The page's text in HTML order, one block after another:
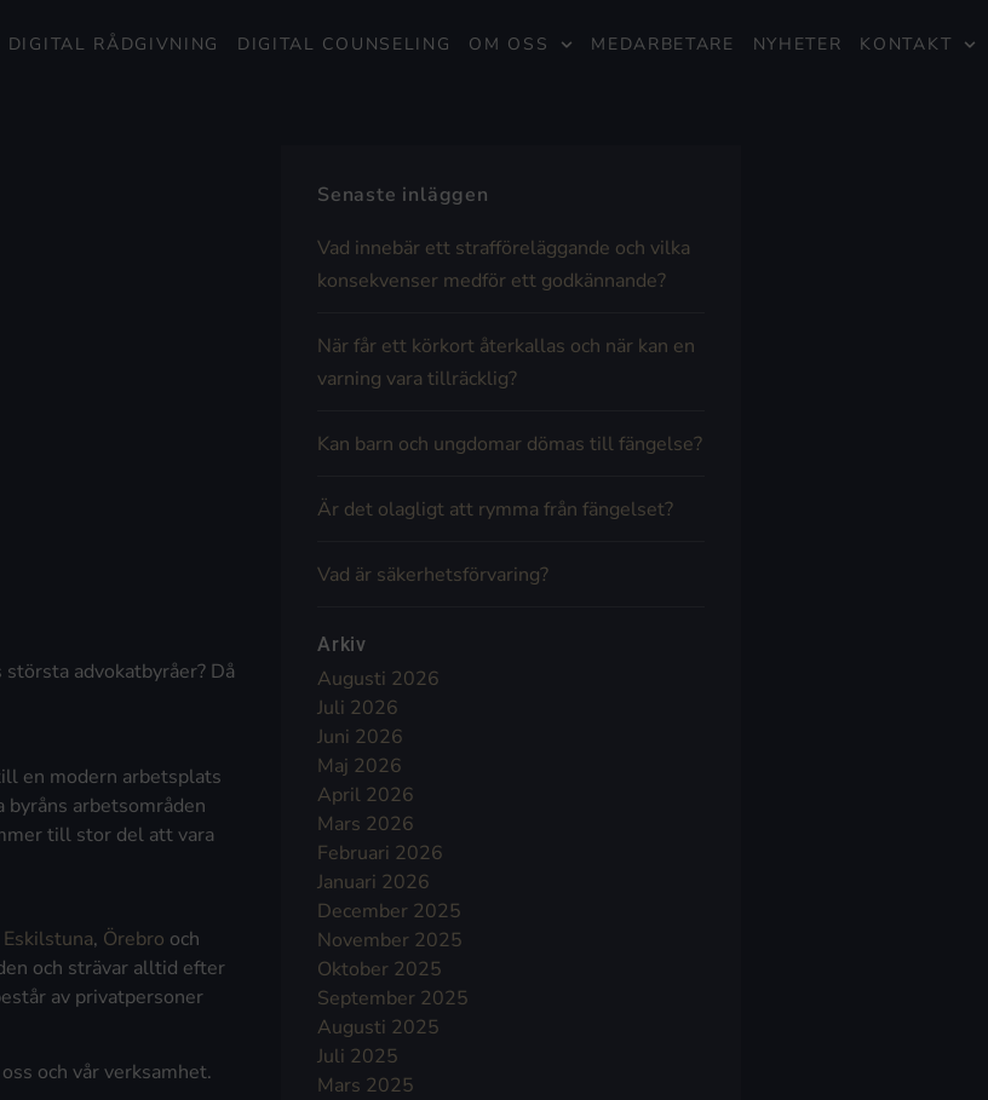
DIGITAL RÅDGIVNING DIGITAL COUNSELING OM OSS MEDARBETARE NYHETER KONTAKT
advokatbyråer? Då
en modern arbetsplats
arbetsområden
till stor del att vara
Eskilstuna, Örebro och
och strävar alltid efter
av privatpersoner
och vår verksamhet.
Senaste inläggen
Vad innebär ett strafföreläggande och vilka
konsekvenser medför ett godkännande?
När får ett körkort återkallas och när kan en
varning vara tillräcklig?
Kan barn och ungdomar dömas till fängelse?
Är det olagligt att rymma från fängelset?
Vad är säkerhetsförvaring?
Arkiv
Augusti 2026
Juli 2026
Juni 2026
Maj 2026
April 2026
Mars 2026
Februari 2026
Januari 2026
December 2025
November 2025
Oktober 2025
September 2025
Augusti 2025
Juli 2025
Mars 2025